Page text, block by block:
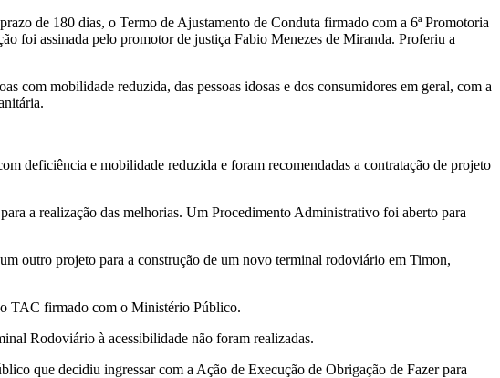
de 180 dias, o Termo de Ajustamento de Conduta firmado com a 6ª Promotoria
foi assinada pelo promotor de justiça Fabio Menezes de Miranda. Proferiu a
com mobilidade reduzida, das pessoas idosas e dos consumidores em geral, com a
deficiência e mobilidade reduzida e foram recomendadas a contratação de projeto
a realização das melhorias. Um Procedimento Administrativo foi aberto para
outro projeto para a construção de um novo terminal rodoviário em Timon,
TAC firmado com o Ministério Público.
Rodoviário à acessibilidade não foram realizadas.
que decidiu ingressar com a Ação de Execução de Obrigação de Fazer para